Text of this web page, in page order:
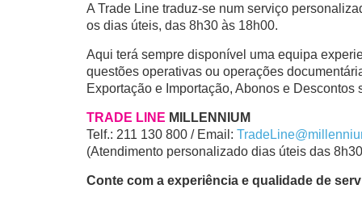
A Trade Line traduz-se num serviço
os dias úteis, das 8h30 às 18h00.
Aqui terá sempre disponível uma equipa
questões operativas ou operações
Exportação e Importação, Abonos e
TRADE LINE MILLENNIUM
Telf.: 211 130 800 / Email:
(Atendimento personalizado dias úteis das
Conte com a experiência e qualidade de